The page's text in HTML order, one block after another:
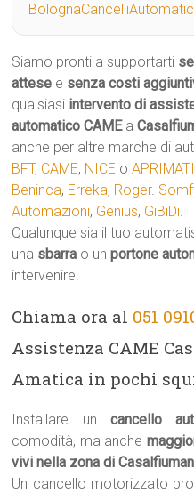
Siamo pronti a supportarti
attese e senza costi
qualsiasi intervento di
automatico CAMEa
anche per altre marche di
BFT, CAME, NICE o
Beninca, Erreka, Roger.
Automazioni, Genius, GiBiDi.
Qualunque sia il tuo
una sbarra o unportone
intervenire!
Chiama ora al 051
Assistenza CAME
Amatica in pochi
Installare un cancello
comodità, ma anche
vivi nella zona di
Un cancello motorizzato